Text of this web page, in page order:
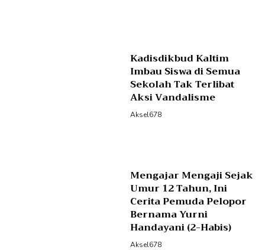
Kadisdikbud Kaltim
Imbau Siswa di Semua
Sekolah Tak Terlibat
Aksi Vandalisme
Aksel678
Mengajar Mengaji Sejak
Umur 12 Tahun, Ini
Cerita Pemuda Pelopor
Bernama Yurni
Handayani (2-Habis)
Aksel678